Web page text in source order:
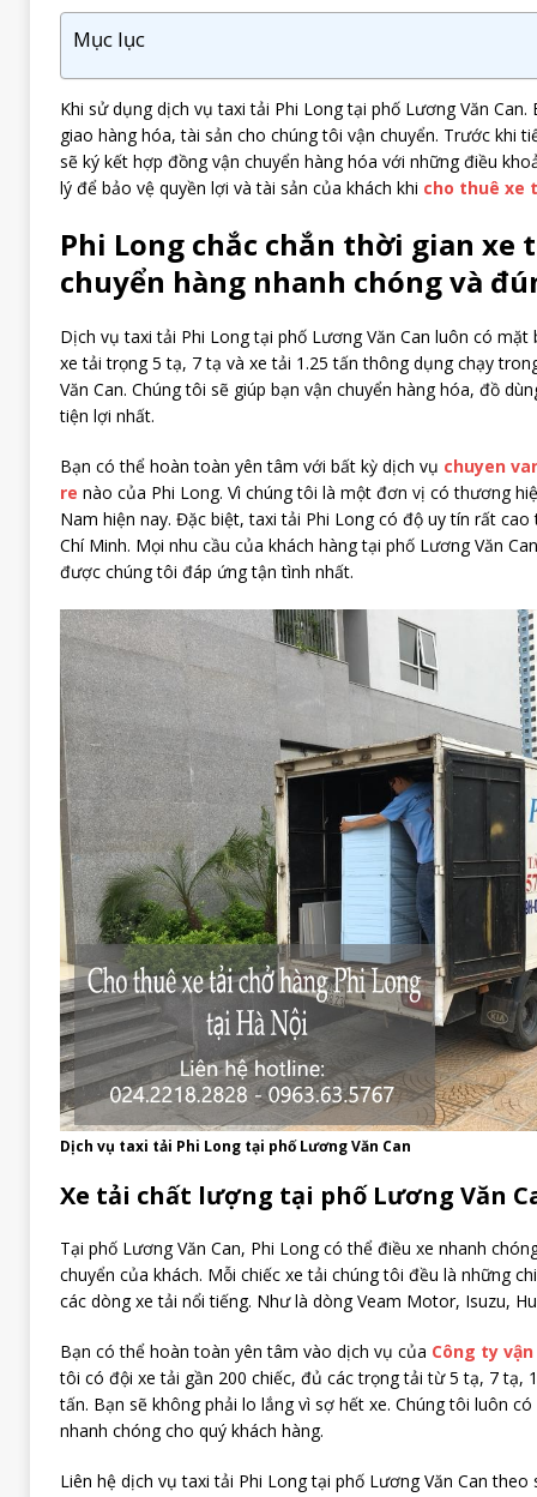
Mục lục
Khi sử dụng dịch vụ taxi tải Phi Long tại phố Lương Văn
giao hàng hóa, tài sản cho chúng tôi vận chuyển. Trước khi
sẽ ký kết hợp đồng vận chuyển hàng hóa với những điều
lý để bảo vệ quyền lợi và tài sản của khách khi cho thuê xe
Phi Long chắc chắn thời gian xe
chuyển hàng nhanh chóng và
Dịch vụ taxi tải Phi Long tại phố Lương Văn Can luôn có mặt
xe tải trọng 5 tạ, 7 tạ và xe tải 1.25 tấn thông dụng chạy
Văn Can. Chúng tôi sẽ giúp bạn vận chuyển hàng hóa, đồ
tiện lợi nhất.
Bạn có thể hoàn toàn yên tâm với bất kỳ dịch vụ chuyen
re nào của Phi Long. Vì chúng tôi là một đơn vị có thương
Nam hiện nay. Đặc biệt, taxi tải Phi Long có độ uy tín rất
Chí Minh. Mọi nhu cầu của khách hàng tại phố Lương Văn
được chúng tôi đáp ứng tận tình nhất.
Dịch vụ taxi tải Phi Long tại phố Lương Văn Can
Xe tải chất lượng tại phố Lương Văn
Tại phố Lương Văn Can, Phi Long có thể điều xe nhanh
chuyển của khách. Mỗi chiếc xe tải chúng tôi đều là những
các dòng xe tải nổi tiếng. Như là dòng Veam Motor, Isuzu,
Bạn có thể hoàn toàn yên tâm vào dịch vụ của Công ty
tôi có đội xe tải gần 200 chiếc, đủ các trọng tải từ 5 tạ, 7 tạ,
tấn. Bạn sẽ không phải lo lắng vì sợ hết xe. Chúng tôi luôn
nhanh chóng cho quý khách hàng.
Liên hệ dịch vụ taxi tải Phi Long tại phố Lương Văn Can